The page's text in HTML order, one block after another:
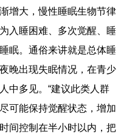
增大，慢性睡眠生物节律
入睡困难、多次觉醒、睡
眠。通俗来讲就是总体睡
晚出现失眠情况，在青少
中多见。“建议此类人群
可能保持觉醒状态，增加
间控制在半小时以内，把